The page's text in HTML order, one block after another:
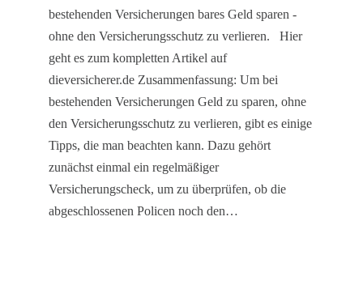
bestehenden Versicherungen bares Geld sparen -
ohne den Versicherungsschutz zu verlieren. Hier
geht es zum kompletten Artikel auf
dieversicherer.de Zusammenfassung: Um bei
bestehenden Versicherungen Geld zu sparen, ohne
den Versicherungsschutz zu verlieren, gibt es einige
Tipps, die man beachten kann. Dazu gehört
zunächst einmal ein regelmäßiger
Versicherungscheck, um zu überprüfen, ob die
abgeschlossenen Policen noch den…